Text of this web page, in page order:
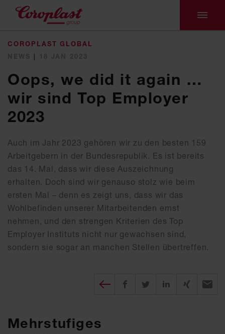
COROPLAST GLOBAL
|
Oops, we did it again …
wir sind Top Employer
2023
Auch im Jahr 2023 gehören wir zu den besten 159
Arbeitgebern in der Bundesrepublik. Es ist bereits
das 14. Mal, dass wir diese Auszeichnung
erhalten. Doch sind wir genauso stolz wie beim
ersten Mal – denn es zeigt uns, dass wir das
Wohlbefinden unserer Mitarbeitenden ernst
nehmen, und den strengen Kriterien des Top
Employer Instituts nicht nur gewachsen sind,
sondern sie sogar an manchen Stellen übertreffen.
Diesen Beitrag teilen
auf Facebook teilen
auf twitter teilenauf XING
per
Mehrstufiges